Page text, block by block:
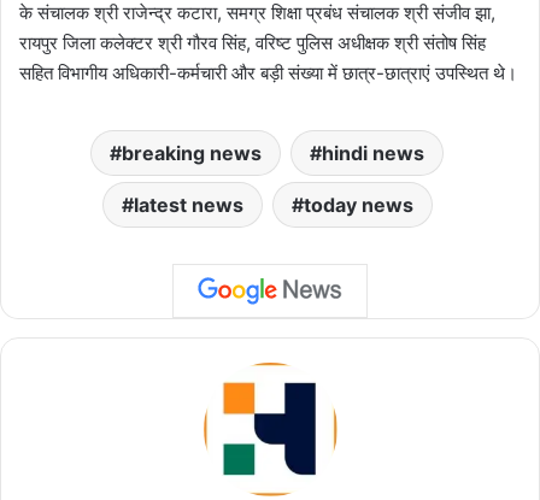
के संचालक श्री राजेन्द्र कटारा, समग्र शिक्षा प्रबंध संचालक श्री संजीव झा,
रायपुर जिला कलेक्टर श्री गौरव सिंह, वरिष्ट पुलिस अधीक्षक श्री संतोष सिंह
सहित विभागीय अधिकारी-कर्मचारी और बड़ी संख्या में छात्र-छात्राएं उपस्थित थे।
breaking news hindi news
latest news today news